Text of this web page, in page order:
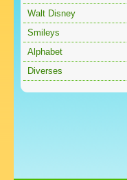
Walt Disney
Smileys
Alphabet
Diverses